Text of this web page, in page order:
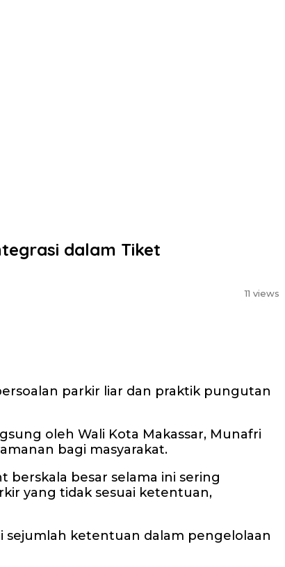
dalam Tiket
11 views
parkir liar dan praktik pungutan
oleh Wali Kota Makassar, Munafri
bagi masyarakat.
berskala besar selama ini sering
yang tidak sesuai ketentuan,
sejumlah ketentuan dalam pengelolaan